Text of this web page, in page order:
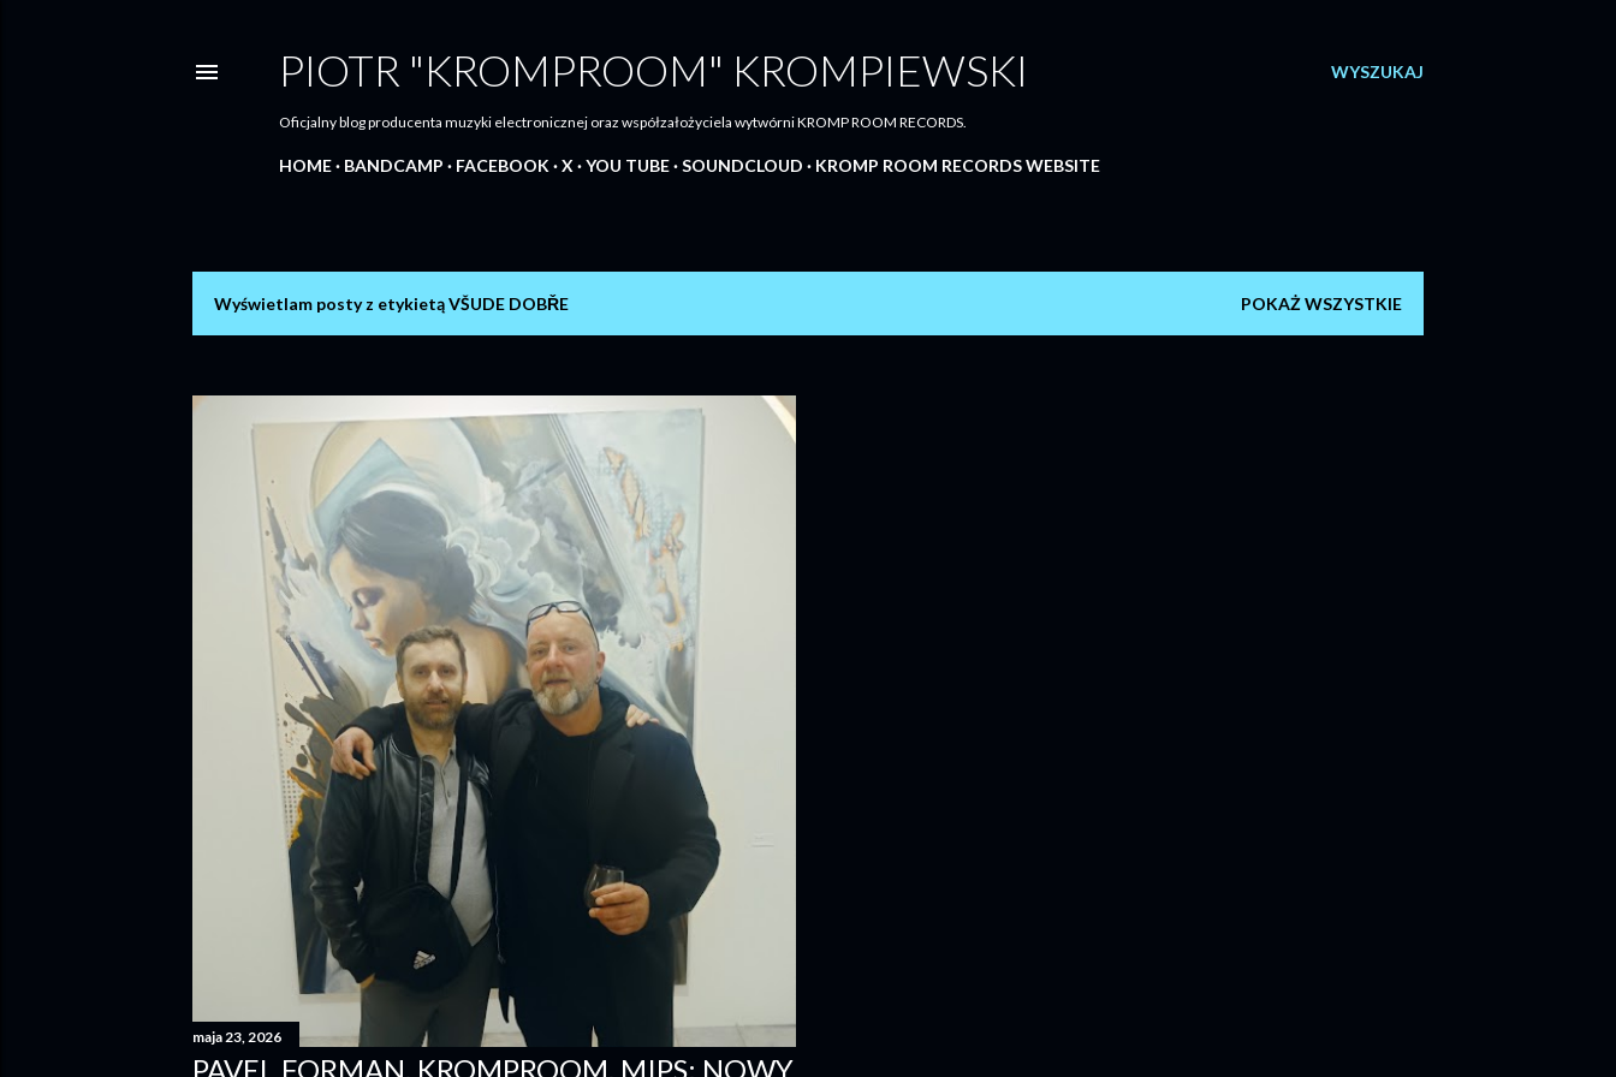
WYSZUKAJ
PIOTR "KROMPROOM" KROMPIEWSKI
Oficjalny blog producenta muzyki electronicznej oraz współzałożyciela wytwórni KROMP ROOM RECORDS.
HOME BANDCAMP FACEBOOK X YOU TUBE SOUNDCLOUD KROMP ROOM RECORDS WEBSITE
s
Wyświetlam posty z etykietąVŠUDE DOBŘE POKAŻ WSZYSTKIE
maja 23, 2026
PAVEL FORMAN, KROMPROOM, MIPS: NOWY